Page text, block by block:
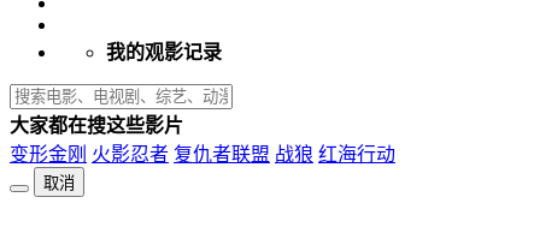
我的观影记录
大家都在搜这些影片
变形金刚 火影忍者 复仇者联盟 战狼 红海行动
取消